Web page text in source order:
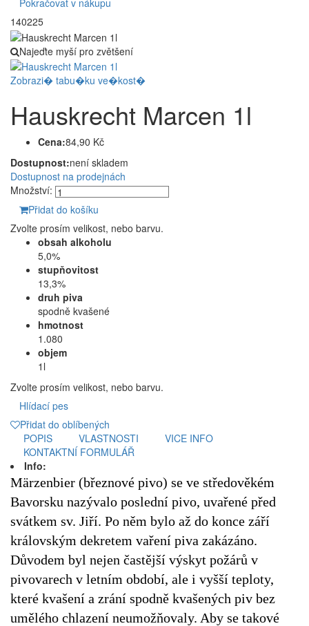
Pokračovat v nákupu
140225
Najeďte myší pro zvětšení
Zobrazi� tabu�ku ve�kost�
Hauskrecht Marcen 1l
Cena:84,90 Kč
Dostupnost:není skladem
Dostupnost na prodejnách
Množství:
Přidat do košíku
Zvolte prosím velikost, nebo barvu.
obsah alkoholu
5,0%
stupňovitost
13,3%
druh piva
spodně kvašené
hmotnost
1.080
objem
1l
Zvolte prosím velikost, nebo barvu.
Hlídací pes
Přidat do oblíbených
POPIS
VLASTNOSTI
VICE INFO
KONTAKTNÍ FORMULÁŘ
Info:
Märzenbier (březnové pivo) se ve středověkém
Bavorsku nazývalo poslední pivo, uvařené před
svátkem sv. Jiří. Po něm bylo až do konce září
královským dekretem vaření piva zakázáno.
Důvodem byl nejen častější výskyt požárů v
pivovarech v letním období, ale i vyšší teploty,
které kvašení a zrání spodně kvašených piv bez
umělého chlazení neumožňovaly. Aby se takové